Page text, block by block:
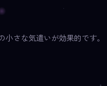
さな気遣いが効果的です。